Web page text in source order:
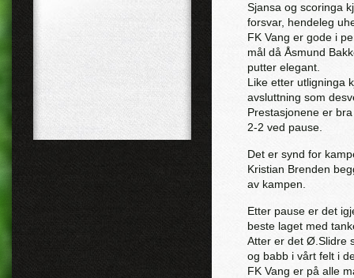
Sjansa og scoringa
forsvar, hendeleg
FK Vang er gode i
mål då Åsmund
putter elegant.
Like etter utligninga
avsluttning som
Prestasjonene er
2-2 ved pause.
Det er synd for
Kristian Brenden
av kampen.
Etter pause er det
beste laget med
Atter er det Ø.Slidre
og babb i vårt felt i
FK Vang er på alle